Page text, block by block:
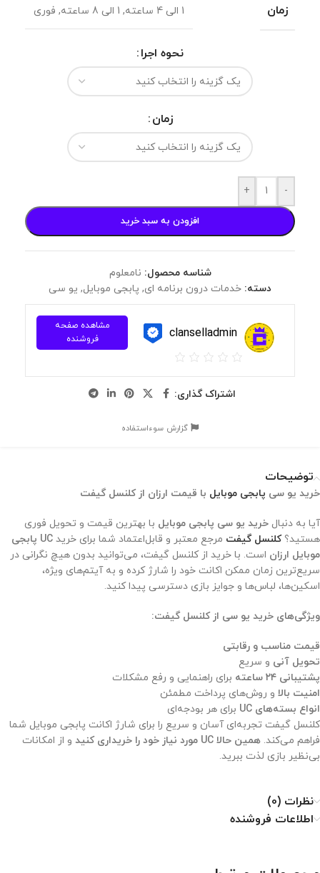
زمان 1 الی 4 ساعته , 1 الی 8 ساعته , فوری
نحوه اجرا
زمان
-
+
افزودن به سبد خرید
شناسه محصول: نامعلوم
دسته: خدمات درون برنامه ای, پابجی موبایل, یو سی
clanselladmin
مشاهده صفحه
فروشنده
اشتراک گذاری:
گزارش سوءاستفاده
توضیحات
خرید یو سی پابجی موبایل با قیمت ارزان از کلنسل گیفت
آیا به دنبال خرید یو سی پابجی موبایل با بهترین قیمت و تحویل فوری
هستید؟کلنسل گیفت مرجع معتبر و قابل‌اعتماد شما برای خرید
UC پابجی
موبایل ارزان است. با خرید از کلنسل گیفت، می‌توانید بدون هیچ نگرانی در
سریع‌ترین زمان ممکن اکانت خود را شارژ کرده و به آیتم‌های ویژه،
اسکین‌ها، لباس‌ها و جوایز بازی دسترسی پیدا کنید.
ویژگی‌های خرید یو سی از کلنسل گیفت:
قیمت مناسب و رقابتی
تحویل آنی و سریع
پشتیبانی ۲۴ ساعته
برای راهنمایی و رفع مشکلات
امنیت بالا و روش‌های پرداخت مطمئن
انواع بسته‌های UC
برای هر بودجه‌ای
کلنسل گیفت تجربه‌ای آسان و سریع را برای شارژ اکانت پابجی موبایل شما
فراهم می‌کند. همین حالا UC مورد نیاز خود را خریداری کنید
و از امکانات
بی‌نظیر بازی لذت ببرید.
نظرات (0)
اطلاعات فروشنده